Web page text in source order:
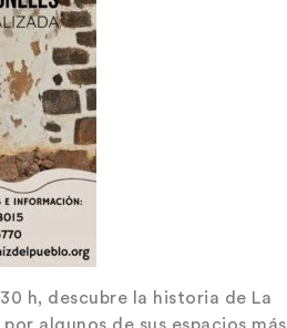
h, descubre la historia de La
algunos de sus espacios más